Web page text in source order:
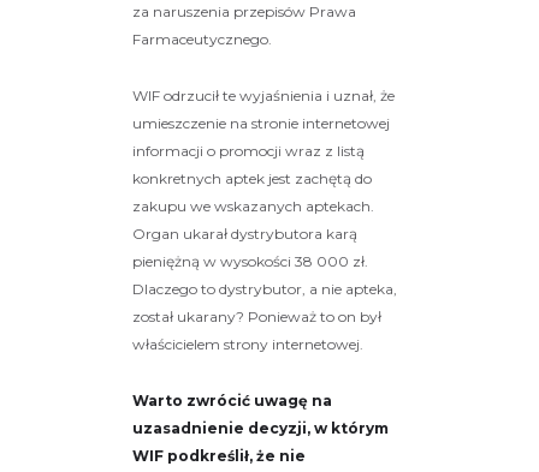
za naruszenia przepisów Prawa
Farmaceutycznego.
WIF odrzucił te wyjaśnienia i uznał, że
umieszczenie na stronie internetowej
informacji o promocji wraz z listą
konkretnych aptek jest zachętą do
zakupu we wskazanych aptekach.
Organ ukarał dystrybutora karą
pieniężną w wysokości 38 000 zł.
Dlaczego to dystrybutor, a nie apteka,
został ukarany? Ponieważ to on był
właścicielem strony internetowej.
Warto zwrócić uwagę na
uzasadnienie decyzji, w którym
WIF podkreślił, że nie